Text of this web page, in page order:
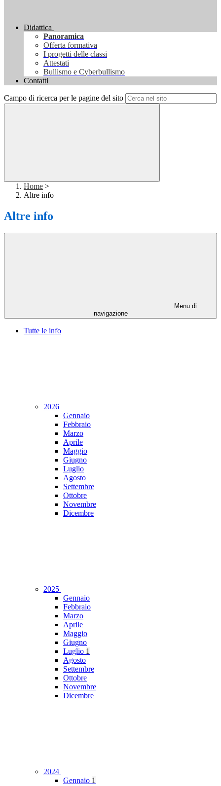
Didattica
Panoramica
Offerta formativa
I progetti delle classi
Attestati
Bullismo e Cyberbullismo
Contatti
Campo di ricerca per le pagine del sito
Home >
Altre info
Altre info
Menu di
navigazione
Tutte le info
2026
Gennaio
Febbraio
Marzo
Aprile
Maggio
Giugno
Luglio
Agosto
Settembre
Ottobre
Novembre
Dicembre
2025
Gennaio
Febbraio
Marzo
Aprile
Maggio
Giugno
Luglio 1
Agosto
Settembre
Ottobre
Novembre
Dicembre
2024
Gennaio 1